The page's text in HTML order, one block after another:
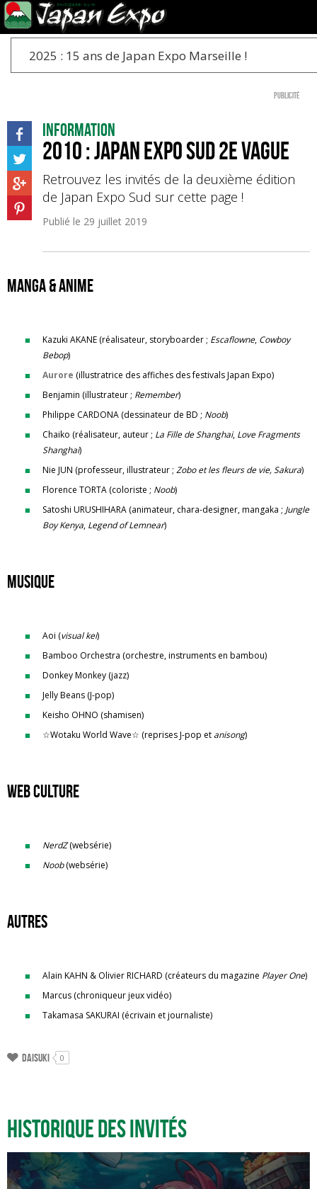
2025 : 15 ans de Japan Expo Marseille !
Publicité
Information
2010 : Japan Expo Sud 2e Vague
Retrouvez les invités de la deuxième édition
de Japan Expo Sud sur cette page !
Publié le 29 juillet 2019
Manga & anime
Kazuki AKANE (réalisateur, storyboarder ; Escaflowne, Cowboy
Bebop)
Aurore (illustratrice des affiches des festivals Japan Expo)
Benjamin (illustrateur ; Remember)
Philippe CARDONA (dessinateur de BD ; Noob)
Chaiko (réalisateur, auteur ; La Fille de Shanghai, Love Fragments
Shanghai)
Nie JUN (professeur, illustrateur ; Zobo et les fleurs de vie, Sakura)
Florence TORTA (coloriste ; Noob)
Satoshi URUSHIHARA (animateur, chara-designer, mangaka ; Jungle
Boy Kenya, Legend of Lemnear)
Musique
Aoi (visual kei)
Bamboo Orchestra (orchestre, instruments en bambou)
Donkey Monkey (jazz)
Jelly Beans (J-pop)
Keisho OHNO (shamisen)
☆Wotaku World Wave☆ (reprises J-pop et anisong)
Web culture
NerdZ(websérie)
Noob(websérie)
Autres
Alain KAHN & Olivier RICHARD (créateurs du magazine Player One)
Marcus (chroniqueur jeux vidéo)
Takamasa SAKURAI (écrivain et journaliste)
Daisuki 0
Historique des invités